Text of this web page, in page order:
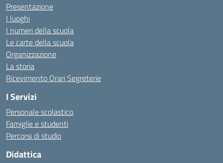
Presentazione
I luoghi
I numeri della scuola
Le carte della scuola
Organizzazione
La storia
Ricevimento Orari Segreterie
I Servizi
Personale scolastico
Famiglie e studenti
Percorsi di studio
Didattica